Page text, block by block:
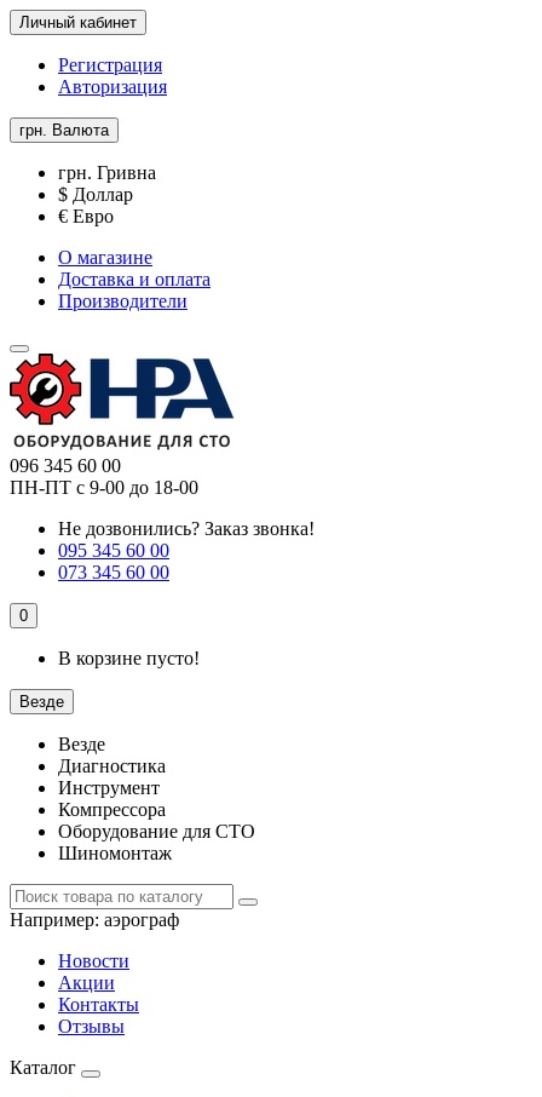
Личный кабинет
Регистрация
Авторизация
грн. Валюта
грн. Гривна
$ Доллар
€ Евро
О магазине
Доставка и оплата
Производители
096 345 60 00
ПН-ПТ с 9-00 до 18-00
Не дозвонились? Заказ звонка!
095 345 60 00
073 345 60 00
0
В корзине пусто!
Везде
Везде
Диагностика
Инструмент
Компрессора
Оборудование для СТО
Шиномонтаж
Например: аэрограф
Новости
Акции
Контакты
Отзывы
Каталог